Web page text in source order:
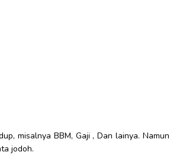
misalnya BBM, Gaji , Dan lainya. Namun
jodoh.